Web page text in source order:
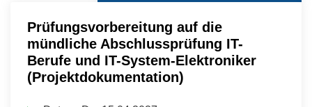
Prüfungsvorbereitung auf die
mündliche Abschlussprüfung IT-
Berufe und IT-System-Elektroniker
(Projektdokumentation)